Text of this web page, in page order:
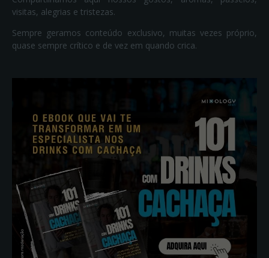
visitas, alegrias e tristezas.
Sempre geramos conteúdo exclusivo, muitas vezes próprio,
quase sempre crítico e de vez em quando crica.